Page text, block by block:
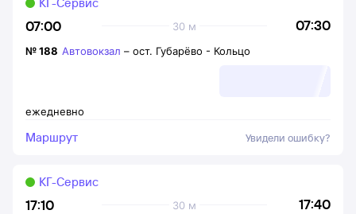
07:00 07:30
30 м
ежедневно
№188 Автовокзал – ост. Губарёво - Кольцо
Маршрут Увидели ошибку?
17:10 17:40
30 м
КГ-Сервис